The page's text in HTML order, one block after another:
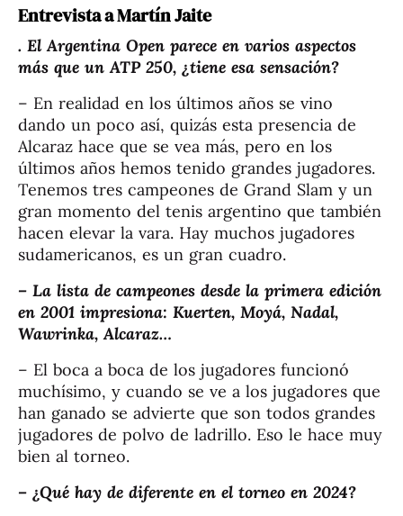
Entrevista a Martín Jaite
. El Argentina Open parece en varios aspectos
más que un ATP 250, ¿tiene esa sensación?
– En realidad en los últimos años se vino
dando un poco así, quizás esta presencia de
Alcaraz hace que se vea más, pero en los
últimos años hemos tenido grandes jugadores.
Tenemos tres campeones de Grand Slam y un
gran momento del tenis argentino que también
hacen elevar la vara. Hay muchos jugadores
sudamericanos, es un gran cuadro.
– La lista de campeones desde la primera edición
en 2001 impresiona: Kuerten, Moyá, Nadal,
Wawrinka, Alcaraz…
– El boca a boca de los jugadores funcionó
muchísimo, y cuando se ve a los jugadores que
han ganado se advierte que son todos grandes
jugadores de polvo de ladrillo. Eso le hace muy
bien al torneo.
– ¿Qué hay de diferente en el torneo en 2024?